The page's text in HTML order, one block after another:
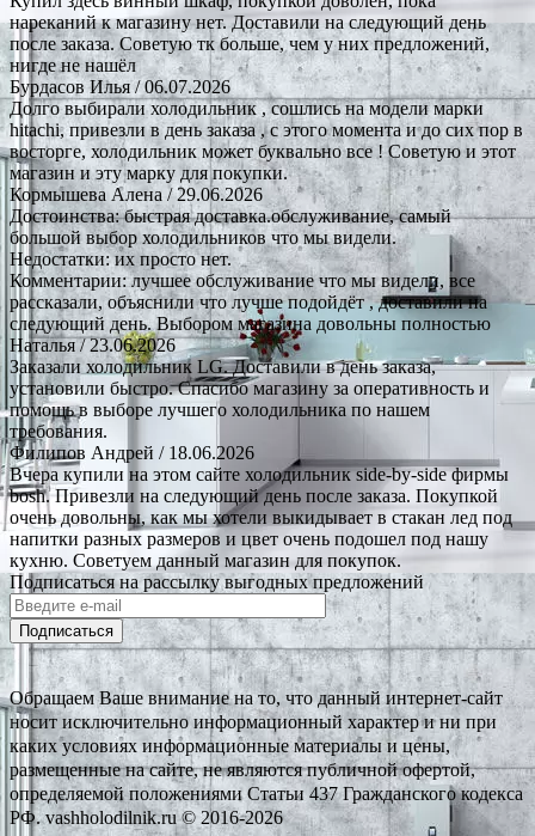
нареканий к магазину нет. Доставили на следующий день
после заказа. Советую тк больше, чем у них предложений,
нигде не нашёл
Бурдасов Илья/ 06.07.2026
Долго выбирали холодильник , сошлись на модели марки
hitachi, привезли в день заказа , с этого момента и до сих пор в
восторге, холодильник может буквально все ! Советую и этот
магазин и эту марку для покупки.
Кормышева Алена / 29.06.2026
Достоинства: быстрая доставка.обслуживание, самый
большой выбор холодильников что мы видели.
Недостатки: их просто нет.
Комментарии: лучшее обслуживание что мы видели, все
рассказали, объяснили что лучше подойдёт , доставили на
следующий день. Выбором магазина довольны полностью
Наталья/ 23.06.2026
Заказали холодильник LG. Доставили в день заказа,
установили быстро. Спасибо магазину за оперативность и
помощь в выборе лучшего холодильника по нашем
требования.
Филипов Андрей / 18.06.2026
Вчера купили на этом сайте холодильник side-by-side фирмы
bosh. Привезли на следующий день после заказа. Покупкой
очень довольны, как мы хотели выкидывает в стакан лед под
напитки разных размеров и цвет очень подошел под нашу
кухню. Советуем данный магазин для покупок.
Подписаться на рассылку выгодных предложений
Подписаться
Обращаем Ваше внимание на то, что данный интернет-сайт
носит исключительно информационный характер и ни при
каких условиях информационные материалы и цены,
размещенные на сайте, не являются публичной офертой,
определяемой положениями Статьи 437 Гражданского кодекса
РФ. vashholodilnik.ru © 2016-2026